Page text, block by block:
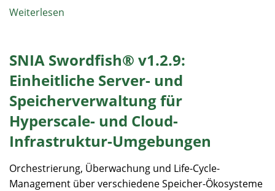
Weiterlesen
SNIA Swordfish® v1.2.9:
Einheitliche Server- und
Speicherverwaltung für
Hyperscale- und Cloud-
Infrastruktur-Umgebungen
Orchestrierung, Überwachung und Life-Cycle-
Management über verschiedene Speicher-Ökosysteme